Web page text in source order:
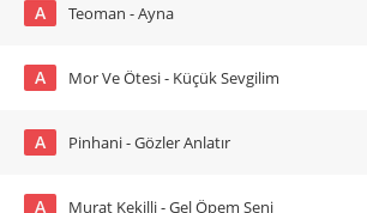
A Teoman - Ayna
A Mor Ve Ötesi - Küçük Sevgilim
A Pinhani - Gözler Anlatır
A Murat Kekilli - Gel Öpem Seni